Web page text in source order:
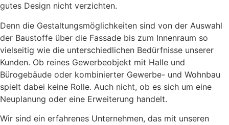
gutes Design nicht verzichten.
Denn die Gestaltungsmöglichkeiten sind von der Auswahl
der Baustoffe über die Fassade bis zum Innenraum so
vielseitig wie die unterschiedlichen Bedürfnisse unserer
Kunden. Ob reines Gewerbeobjekt mit Halle und
Bürogebäude oder kombinierter Gewerbe- und Wohnbau
spielt dabei keine Rolle. Auch nicht, ob es sich um eine
Neuplanung oder eine Erweiterung handelt.
Wir sind ein erfahrenes Unternehmen, das mit unseren